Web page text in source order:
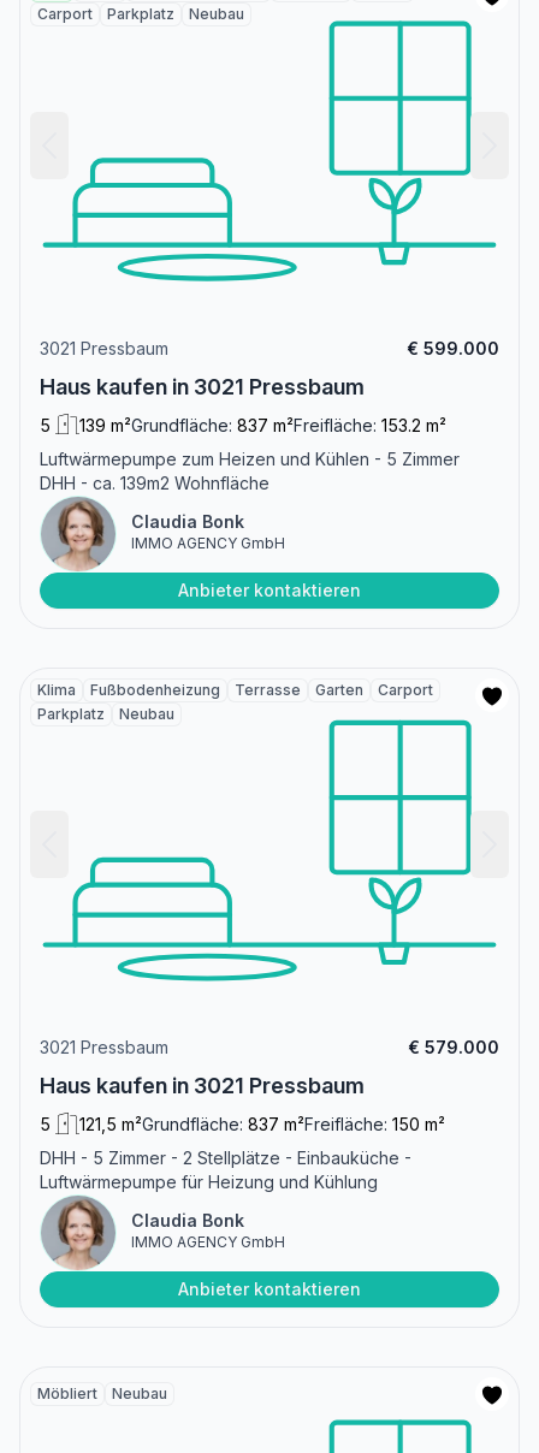
Carport
Parkplatz Neubau
3021 Pressbaum € 599.000
Haus kaufen in 3021 Pressbaum
5 139 m²Grundfläche: 837 m²Freifläche: 153.2 m²
Luftwärmepumpe zum Heizen und Kühlen - 5 Zimmer
DHH - ca. 139m2 Wohnfläche
Claudia Bonk
IMMO AGENCY GmbH
Anbieter kontaktieren
Klima Fußbodenheizung Terrasse Garten
Carport
Parkplatz
Neubau
3021 Pressbaum € 579.000
Haus kaufen in 3021 Pressbaum
5 121,5 m²Grundfläche: 837 m²Freifläche: 150 m²
DHH - 5 Zimmer - 2 Stellplätze - Einbauküche -
Luftwärmepumpe für Heizung und Kühlung
Claudia Bonk
IMMO AGENCY GmbH
Anbieter kontaktieren
Möbliert Neubau